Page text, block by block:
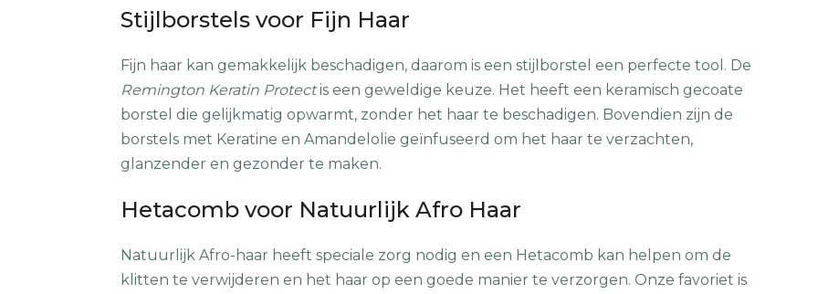
Stijlborstels voor Fijn Haar
Fijn haar kan gemakkelijk beschadigen, daarom is een stijlborstel een perfecte tool. De
Remington Keratin Protectis een geweldige keuze. Het heeft een keramisch gecoate
borstel die gelijkmatig opwarmt, zonder het haar te beschadigen. Bovendien zijn de
borstels met Keratine en Amandelolie geïnfuseerd om het haar te verzachten,
glanzender en gezonder te maken.
Hetacomb voor Natuurlijk Afro Haar
Natuurlijk Afro-haar heeft speciale zorg nodig en een Hetacomb kan helpen om de
klitten te verwijderen en het haar op een goede manier te verzorgen. Onze favoriet is